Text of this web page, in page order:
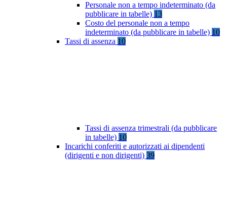
Personale non a tempo indeterminato (da
pubblicare in tabelle) 13
Costo del personale non a tempo
indeterminato (da pubblicare in tabelle) 10
Tassi di assenza 10
Tassi di assenza trimestrali (da pubblicare
in tabelle) 10
Incarichi conferiti e autorizzati ai dipendenti
(dirigenti e non dirigenti) 39